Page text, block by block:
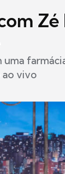
vivo